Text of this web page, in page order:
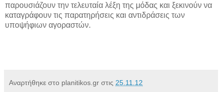
παρουσιάζουν την τελευταία λέξη της μόδας και ξεκινούν να
καταγράφουν τις παρατηρήσεις και αντιδράσεις των
υποψήφιων αγοραστών.
Αναρτήθηκε στο planitikos.gr στις 25.11.12